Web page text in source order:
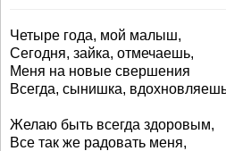
Четыре года, мой малыш,
Сегодня, зайка, отмечаешь,
Меня на новые свершения
Всегда, сынишка,
Желаю быть всегда здоровым,
Все так же радовать меня,